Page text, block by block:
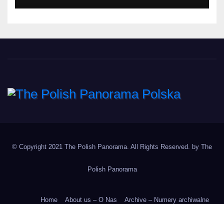
© Copyright 2021 The Polish Panorama. All Rights Reserved. by The
Polish Panorama
Home About us – O Nas Archive – Numery archiwalne